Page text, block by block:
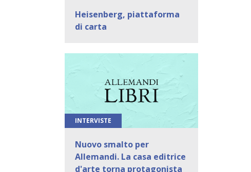
Heisenberg, piattaforma
di carta
INTERVISTE
Nuovo smalto per
Allemandi. La casa editrice
d'arte torna protagonista